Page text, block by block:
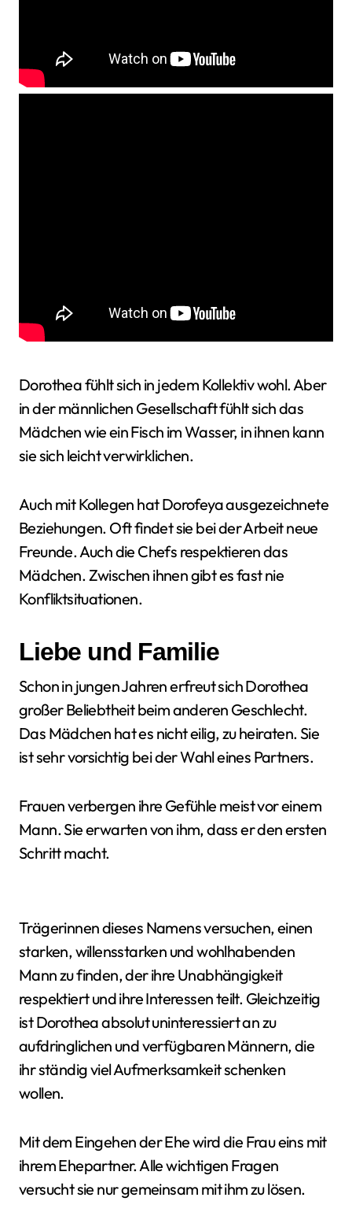
Dorothea fühlt sich in jedem Kollektiv wohl. Aber
in der männlichen Gesellschaft fühlt sich das
Mädchen wie ein Fisch im Wasser, in ihnen kann
sie sich leicht verwirklichen.
Auch mit Kollegen hat Dorofeya ausgezeichnete
Beziehungen. Oft findet sie bei der Arbeit neue
Freunde. Auch die Chefs respektieren das
Mädchen. Zwischen ihnen gibt es fast nie
Konfliktsituationen.
Liebe und Familie
Schon in jungen Jahren erfreut sich Dorothea
großer Beliebtheit beim anderen Geschlecht.
Das Mädchen hat es nicht eilig, zu heiraten. Sie
ist sehr vorsichtig bei der Wahl eines Partners.
Frauen verbergen ihre Gefühle meist vor einem
Mann. Sie erwarten von ihm, dass er den ersten
Schritt macht.
Trägerinnen dieses Namens versuchen, einen
starken, willensstarken und wohlhabenden
Mann zu finden, der ihre Unabhängigkeit
respektiert und ihre Interessen teilt. Gleichzeitig
ist Dorothea absolut uninteressiert an zu
aufdringlichen und verfügbaren Männern, die
ihr ständig viel Aufmerksamkeit schenken
wollen.
Mit dem Eingehen der Ehe wird die Frau eins mit
ihrem Ehepartner. Alle wichtigen Fragen
versucht sie nur gemeinsam mit ihm zu lösen.